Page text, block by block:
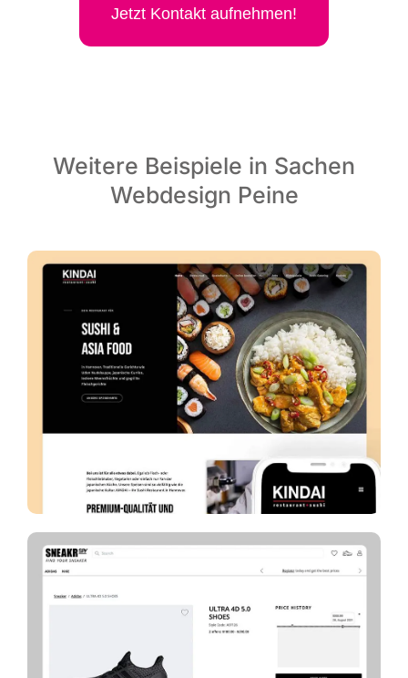
Jetzt Kon­takt aufnehmen!
Weitere Beispiele in Sachen
Webdesign Peine